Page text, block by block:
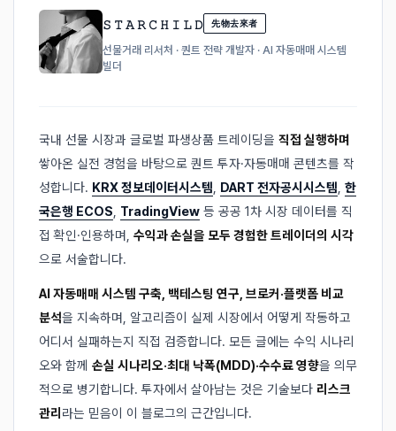
𝚂 𝚃 𝙰 𝚁 𝙲 𝙷 𝙸 𝙻 𝙳 先物去來者
선물거래 리서처 · 퀀트 전략 개발자 · AI 자동매매 시스템
빌더
국내 선물 시장과 글로벌 파생상품 트레이딩을 직접 실행하며
쌓아온 실전 경험을 바탕으로 퀀트 투자·자동매매 콘텐츠를 작
성합니다. KRX 정보데이터시스템 DART 전자공시시스템 한
국은행 ECOS TradingView 등 공공 1차 시장 데이터를 직
접 확인·인용하며, 수익과 손실을 모두 경험한 트레이더의 시각
으로 서술합니다.
AI 자동매매 시스템 구축, 백테스팅 연구, 브로커·플랫폼 비교
분석을 지속하며, 알고리즘이 실제 시장에서 어떻게 작동하고
어디서 실패하는지 직접 검증합니다. 모든 글에는 수익 시나리
오와 함께 손실 시나리오·최대 낙폭(MDD)·수수료 영향을 의무
적으로 병기합니다. 투자에서 살아남는 것은 기술보다 리스크
관리 라는 믿음이 이 블로그의 근간입니다.